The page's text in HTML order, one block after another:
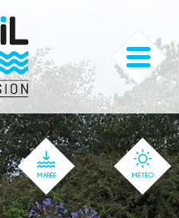
MARÉE MÉTÉO